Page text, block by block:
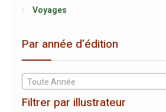
Voyages
Par année d’édition
Toute Année
Filtrer par illustrateur